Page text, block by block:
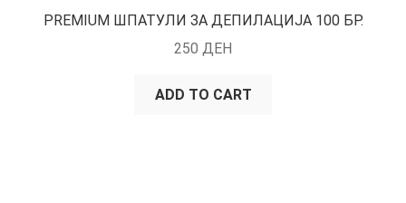
PREMIUM ШПАТУЛИ ЗА ДЕПИЛАЦИЈА 100 БР.
250 ДЕН
ADD TO CART